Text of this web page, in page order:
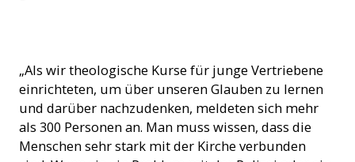
„Als wir theologische Kurse für junge Vertriebene
einrichteten, um über unseren Glauben zu lernen
und darüber nachzudenken, meldeten sich mehr
als 300 Personen an. Man muss wissen, dass die
Menschen sehr stark mit der Kirche verbunden